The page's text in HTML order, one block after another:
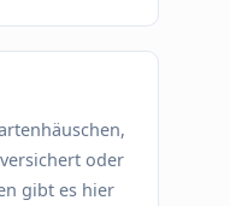
oder
gibt es hier